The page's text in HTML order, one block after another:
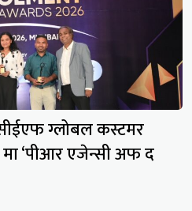
ग्लोबल कस्टमर
‘पीआर एजेन्सी अफ द